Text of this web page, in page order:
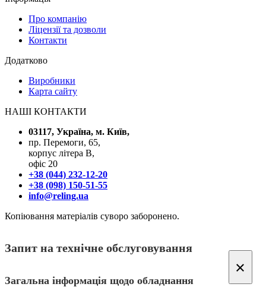
Про компанію
Ліцензії та дозволи
Контакти
Додатково
Виробники
Карта сайту
НАШІ КОНТАКТИ
03117, Україна, м. Київ,
пр. Перемоги, 65,
корпус літера В,
офіс 20
+38 (044) 232-12-20
+38 (098) 150-51-55
info@reling.ua
Копіювання матеріалів суворо заборонено.
Запит на технічне обслуговування
×
Загальна інформація щодо обладнання